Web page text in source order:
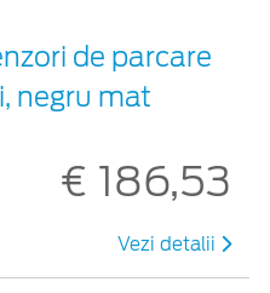
de parcare
negru mat
€ 186,53
Vezi detalii